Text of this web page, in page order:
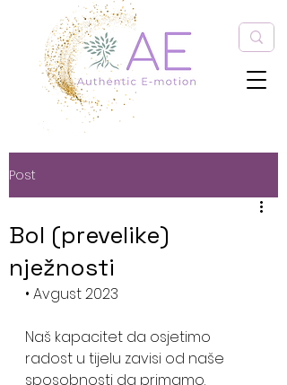
Post
Bol (prevelike)
nježnosti
• Avgust 2023
Naš kapacitet da osjetimo
radost u tijelu zavisi od naše
sposobnosti da primamo.